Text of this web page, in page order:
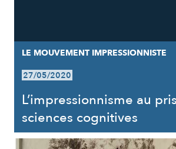
LE MOUVEMENT IMPRESSIONNISTE
27/05/2020
L’impressionnisme au
sciences cognitives